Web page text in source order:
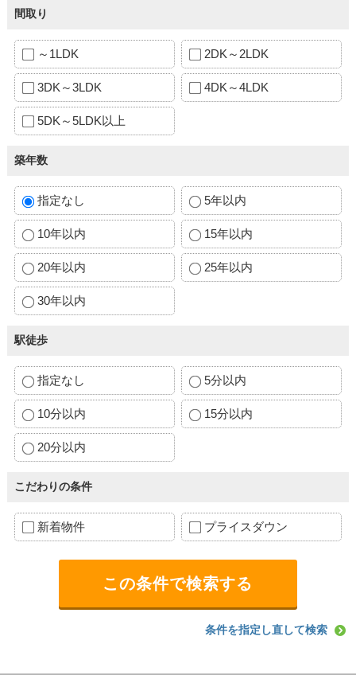
間取り
～1LDK 2DK～2LDK
3DK～3LDK 4DK～4LDK
5DK～5LDK以上
築年数
指定なし 5年以内
10年以内 15年以内
20年以内 25年以内
30年以内
駅徒歩
指定なし 5分以内
10分以内 15分以内
20分以内
こだわりの条件
新着物件 プライスダウン
条件を指定し直して検索